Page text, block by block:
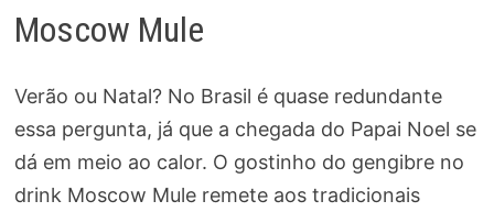
Moscow Mule
Verão ou Natal? No Brasil é quase redundante
essa pergunta, já que a chegada do Papai Noel se
dá em meio ao calor. O gostinho do gengibre no
drink Moscow Mule remete aos tradicionais